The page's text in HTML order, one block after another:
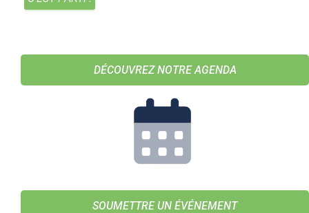
DÉCOUVREZ NOTRE AGENDA
SOUMETTRE UN ÉVÉNEMENT